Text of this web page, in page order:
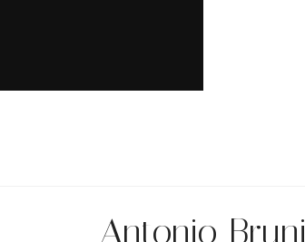
Antonio Bruni